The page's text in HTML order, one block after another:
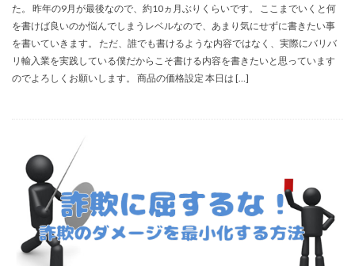
た。 昨年の9月が最後なので、約10ヵ月ぶりくらいです。 ここまでいくと何
を書けば良いのか悩んでしまうレベルなので、あまり気にせずに書きたい事
を書いていきます。 ただ、誰でも書けるような内容ではなく、実際にバリバ
リ輸入業を実践している僕だからこそ書ける内容を書きたいと思っています
のでよろしくお願いします。 商品の価格設定 本日は […]